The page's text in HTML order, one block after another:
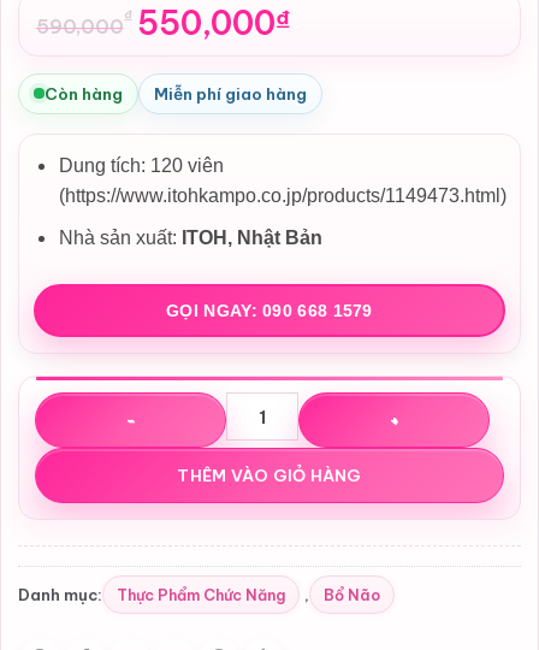
590,000₫
Giá
gốc
là:
590,000₫.
550,000₫
Giá
hiện
tại
là:
550,000₫.
Còn hàng Miễn phí giao hàng
Dung tích: 120 viên
(https://www.itohkampo.co.jp/products/1149473.html)
Nhà sản xuất: ITOH, Nhật Bản
GỌI NGAY: 090 668 1579
Viên Uống Bổ Não DHA 1000mg ITOH Nhật Bản 120 Viên
THÊM VÀO GIỎ HÀNG
Danh mục: Thực Phẩm Chức Năng , Bổ Não